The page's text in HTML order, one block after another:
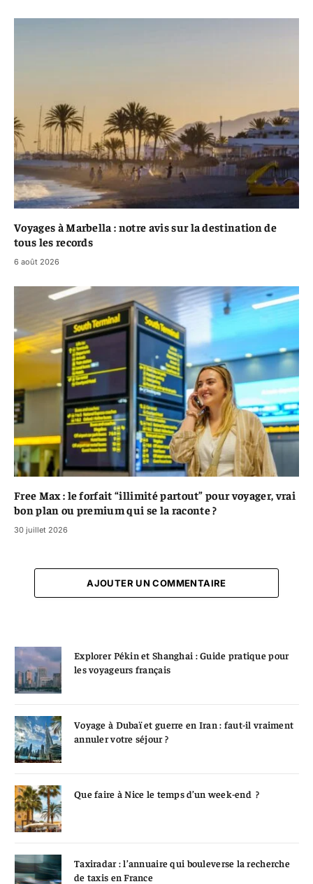
Voyages à Marbella : notre avis sur la destination de
tous les records
6 août 2026
Free Max : le forfait “illimité partout” pour voyager, vrai
bon plan ou premium qui se la raconte ?
30 juillet 2026
AJOUTER UN COMMENTAIRE
Explorer Pékin et Shanghai : Guide pratique pour
les voyageurs français
Voyage à Dubaï et guerre en Iran : faut-il vraiment
annuler votre séjour ?
Que faire à Nice le temps d’un week-end ?
Taxiradar : l’annuaire qui bouleverse la recherche
de taxis en France